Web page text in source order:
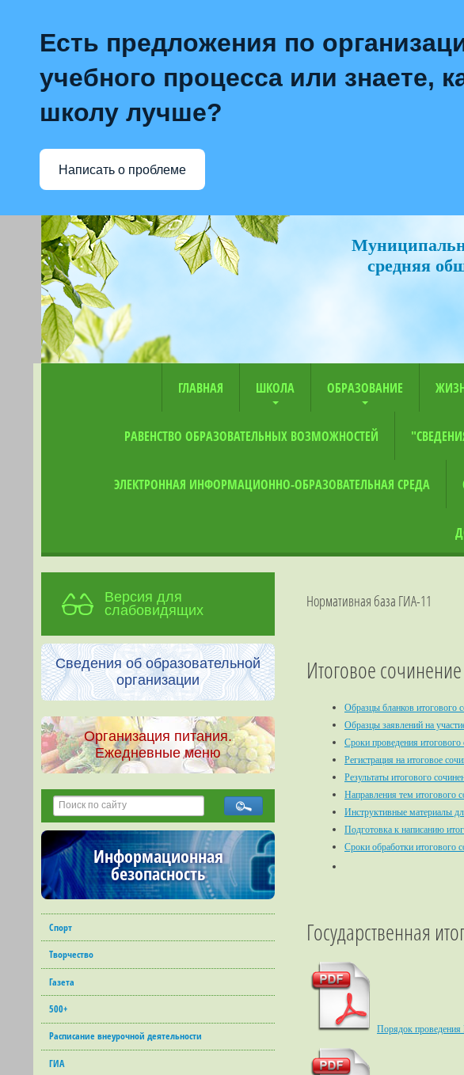
Есть предложения по
учебного процесса или знаете,
школу лучше?
Написать о проблеме
средняя
ГЛАВНАЯ ШКОЛА ОБРАЗОВАНИЕ
РАВЕНСТВО ОБРАЗОВАТЕЛЬНЫХ ВОЗМОЖНОСТЕЙ
ЭЛЕКТРОННАЯ ИНФОРМАЦИОННО-ОБРАЗОВАТЕЛЬНАЯ СРЕДА
Версия для
слабовидящих
Сведения об образовательной
организации
Организация питания.
Ежедневные меню
Информационная
безопасность
Спорт
Творчество
Газета
500+
Расписание внеурочной деятельности
ГИА
Нормативная база ГИА-11
Итоговое
Образцы бланков итогового
Образцы заявлений на
Сроки проведения
Регистрация на итоговое
Результаты итогового
Направления тем итогового
Инструктивные материалы
Подготовка к написанию
Сроки обработки итогового
Государственная
Порядок